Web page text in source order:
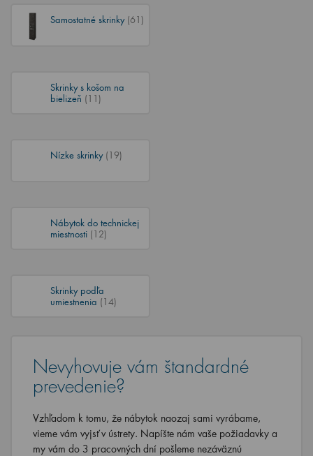
Samostatné skrinky (61)
Skrinky s košom na
bielizeň (11)
Nízke skrinky (19)
Nábytok do technickej
miestnosti (12)
Skrinky podľa
umiestnenia (14)
Nevyhovuje vám štandardné
prevedenie?
Vzhľadom k tomu, že nábytok naozaj sami vyrábame,
vieme vám vyjsť v ústrety. Napíšte nám vaše požiadavky a
my vám do 3 pracovných dní pošleme nezáväznú